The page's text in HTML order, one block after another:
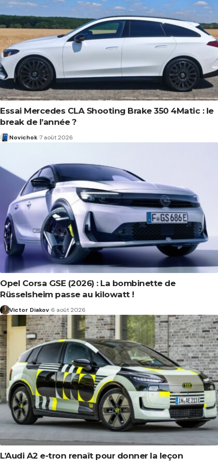
Essai Mercedes CLA Shooting Brake 350 4Matic : le
break de l’année ?
Novichok 7 août 2026
Opel Corsa GSE (2026) : La bombinette de
Rüsselsheim passe au kilowatt !
Victor Diakov 6 août 2026
L’Audi A2 e-tron renaît pour donner la leçon